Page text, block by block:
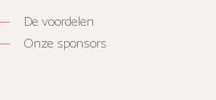
De voordelen
Onze sponsors